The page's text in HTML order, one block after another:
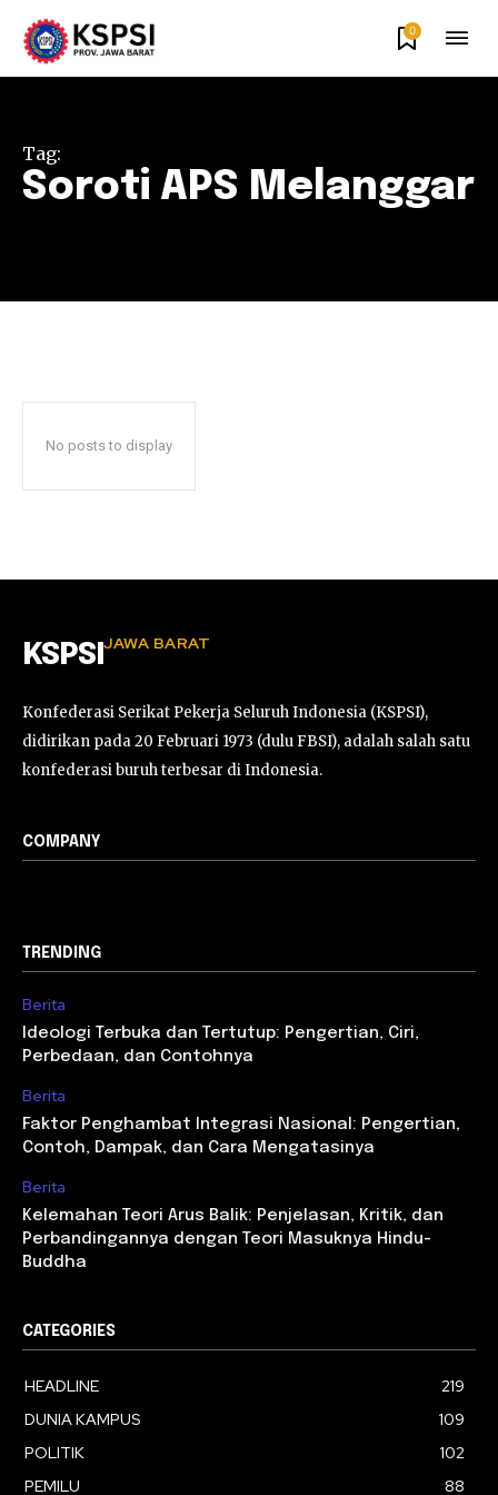
0
Tag:
Soroti APS Melanggar
No posts to display
KSPSI JAWA BARAT
Konfederasi Serikat Pekerja Seluruh Indonesia (KSPSI),
didirikan pada 20 Februari 1973 (dulu FBSI), adalah salah satu
konfederasi buruh terbesar di Indonesia.
COMPANY
TRENDING
Berita
Ideologi Terbuka dan Tertutup: Pengertian, Ciri,
Perbedaan, dan Contohnya
Berita
Faktor Penghambat Integrasi Nasional: Pengertian,
Contoh, Dampak, dan Cara Mengatasinya
Berita
Kelemahan Teori Arus Balik: Penjelasan, Kritik, dan
Perbandingannya dengan Teori Masuknya Hindu-
Buddha
CATEGORIES
HEADLINE
219
DUNIA KAMPUS
109
POLITIK
102
PEMILU
88